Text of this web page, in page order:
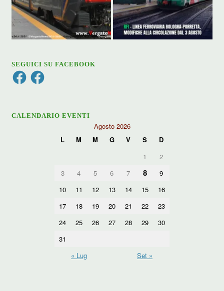
SEGUICI SU FACEBOOK
FacebookFacebook
CALENDARIO EVENTI
Agosto 2026
L
M M G V S
D
1
2
3
4 5 6 7 8
9
10
11 12 13 14 15
16
17
18 19 20 21 22
23
24
25 26 27 28 29
30
31
« Lug
Set »